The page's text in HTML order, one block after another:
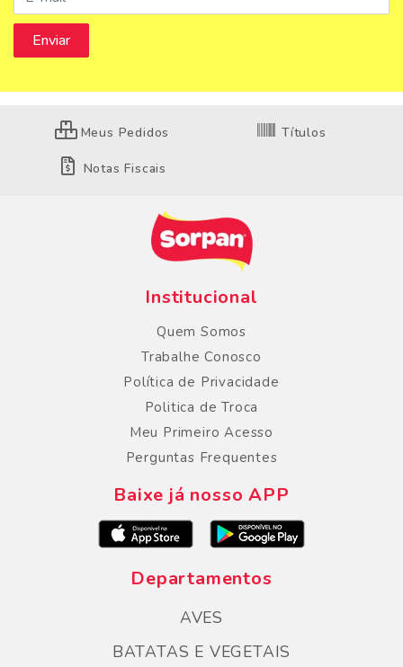
Meus Pedidos Títulos
Notas Fiscais
Institucional
Quem Somos
Trabalhe Conosco
Política de Privacidade
Politica de Troca
Meu Primeiro Acesso
Perguntas Frequentes
Baixe já nosso APP
Departamentos
AVES
BATATAS E VEGETAIS